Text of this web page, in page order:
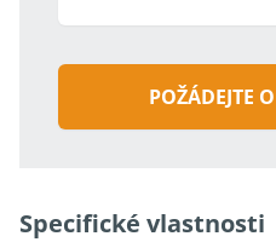
POŽÁDEJTE
Specifické vlastnosti